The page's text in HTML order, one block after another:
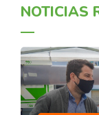
NOTICIAS